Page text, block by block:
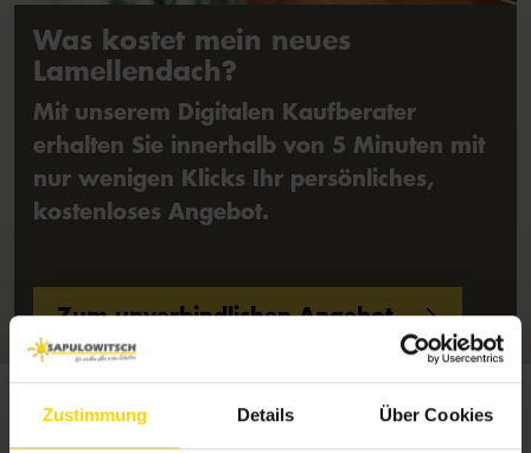
Zustimmung Details Über Cookies
Was kostet mein neues
Lamellendach?
Mit unserem Digitalen Kaufberater
erhalten Sie innerhalb von 5 Minuten mit
nur wenigen Klicks Ihr persönliches,
kostenloses Angebot.
Zum unverbindlichen Angebot
Entdecken Sie die Vielfalt